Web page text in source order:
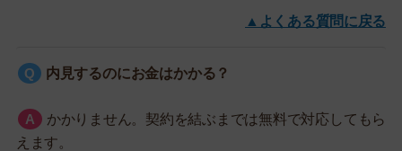
▲よくある質問に戻る
内見するのにお金はかかる？
かかりません。契約を結ぶまでは無料で対応してもら
えます。